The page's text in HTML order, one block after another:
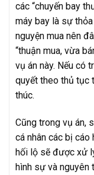
các “chuyến bay
máy bay là sự
nguyện mua nên
“thuận mua, vừa
vụ án này. Nếu có
quyết theo thủ tục
thúc.
Cũng trong vụ án,
cá nhân các bị cáo
hối lộ sẽ được xử
hình sự và nguyên